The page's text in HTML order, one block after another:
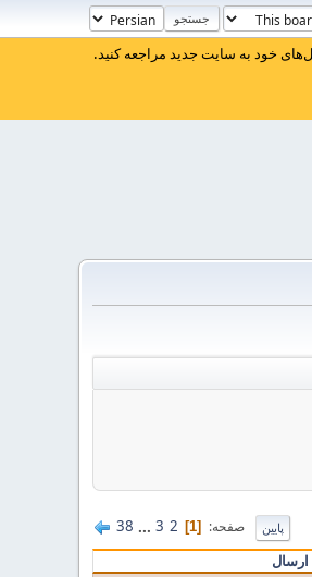
خود به سایت جدید مراجعه کنید.
پایین صفحه 1
2
3
...
38